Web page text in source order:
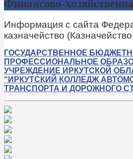
Финансово-
Информация с сайта
казначейство
ГОСУДАРСТВЕННОЕ
ПРОФЕССИОНАЛЬНОЕ
УЧРЕЖДЕНИЕ ИРКУТСКОЙ
"ИРКУТСКИЙ КОЛЛЕДЖ
ТРАНСПОРТА И ДОРОЖНОГО